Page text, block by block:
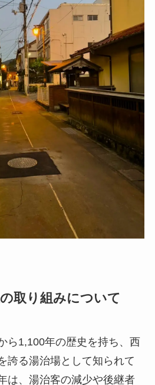
取り組みについて
ら1,100年の歴史を持ち、西
誇る湯治場として知られて
は、湯治客の減少や後継者